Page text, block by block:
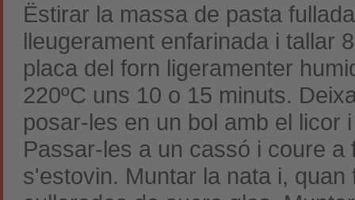
Ëstirar la massa de pasta
lleugerament enfarinada i tallar
placa del forn ligeramenter
220ºC uns 10 o 15 minuts.
posar-les en un bol amb el licor
Passar-les a un cassó i coure
s'estovin. Muntar la nata i,